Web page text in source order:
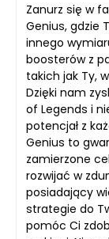
Zanurz się w
Genius, gdzie
innego
boosterów z
takich jak Ty,
Dzięki nam
of Legends i
potencjał z
Genius to
zamierzone
rozwijać w
posiadający
strategie do
pomóc Ci